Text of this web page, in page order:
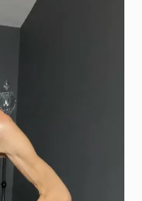
Наталья
"голых"